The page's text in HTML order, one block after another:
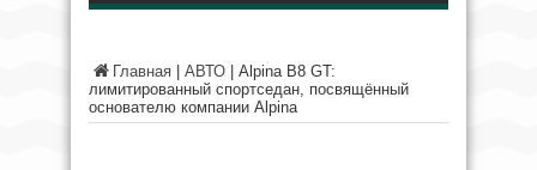
Главная АВТО
Alpina B8 GT:
лимитированный спортседан, посвящённый
основателю компании Alpina